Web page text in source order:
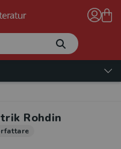
Rohdin